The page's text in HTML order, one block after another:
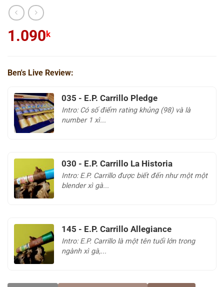
1.090 k
Ben's Live Review:
035 - E.P. Carrillo Pledge
Intro: Có số điểm rating khủng (98) và là
number 1 xì...
030 - E.P. Carrillo La Historia
Intro: E.P. Carrillo được biết đến như một một
blender xì gà...
145 - E.P. Carrillo Allegiance
Intro: E.P. Carrillo là một tên tuổi lớn trong
ngành xì gà,...